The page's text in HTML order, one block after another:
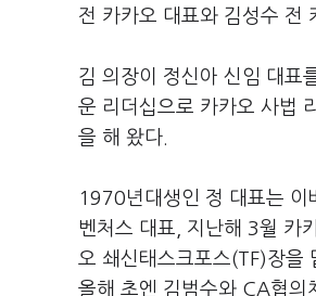
전 카카오 대표와 김성수 전
김 의장이 정신아 신임 대표
운 리더십으로 카카오 사법
을 해 왔다.
1970년대생인 정 대표는 이
벤처스 대표, 지난해 3월 카
오 쇄신태스크포스(TF)장을
올해 초엔 김범수와 CA협의